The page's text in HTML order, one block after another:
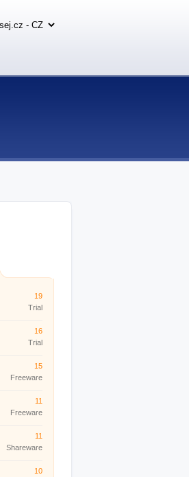
19
Trial
16
Trial
15
Freeware
11
Freeware
11
Shareware
10